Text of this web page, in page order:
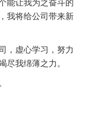
能让我为之奋斗的
我将给公司带来新
，虚心学习，努力
尽我绵薄之力。